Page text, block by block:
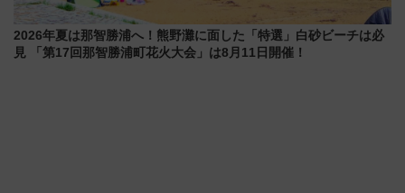
2026年夏は那智勝浦へ！熊野灘に面した「特選」白砂ビーチは必
見 「第17回那智勝浦町花火大会」は8月11日開催！